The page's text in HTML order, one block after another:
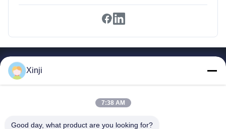
Thuis
Over Ons
Rondleiding Door De Fabriek
Xinji
7:38 AM
Good day, what product are you looking for?